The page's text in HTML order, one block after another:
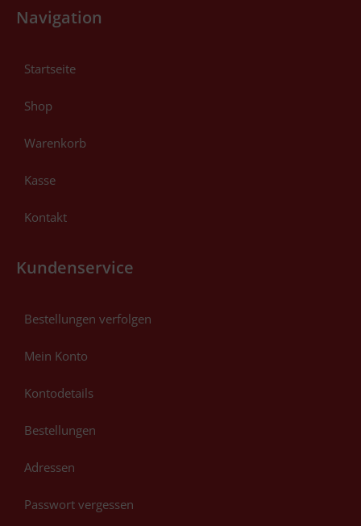
Navigation
Startseite
Shop
Warenkorb
Kasse
Kontakt
Kundenservice
Bestellungen verfolgen
Mein Konto
Kontodetails
Bestellungen
Adressen
Passwort vergessen